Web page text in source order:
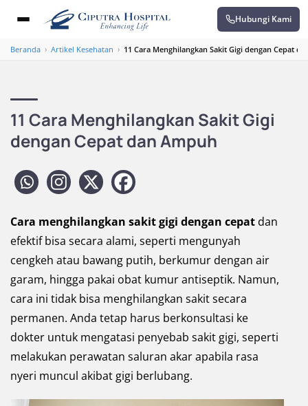
Hubungi Kami
Beranda › Artikel Kesehatan › 11 Cara Menghilangkan Sakit Gigi dengan Cepat
11 Cara Menghilangkan Sakit Gigi
dengan Cepat dan Ampuh
Cara menghilangkan sakit gigi dengan cepat dan
efektif bisa secara alami, seperti mengunyah
cengkeh atau bawang putih, berkumur dengan air
garam, hingga pakai obat kumur antiseptik. Namun,
cara ini tidak bisa menghilangkan sakit secara
permanen. Anda tetap harus berkonsultasi ke
dokter untuk mengatasi penyebab sakit gigi, seperti
melakukan perawatan saluran akar apabila rasa
nyeri muncul akibat gigi berlubang.